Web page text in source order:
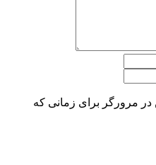
در مرورگر برای زمانی که